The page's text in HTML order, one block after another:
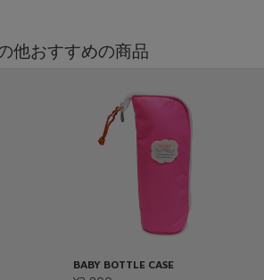
他おすすめの商品
BABY BOTTLE CASE